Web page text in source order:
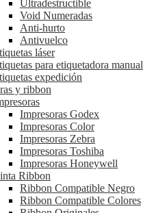
Ultradestructible
Void Numeradas
Anti-hurto
Antivuelco
láser
para etiquetadora manual
expedición
y ribbon
Impresoras Godex
Impresoras Color
Impresoras Zebra
Impresoras Toshiba
Impresoras Honeywell
Ribbon
Ribbon Compatible Negro
Ribbon Compatible Colores